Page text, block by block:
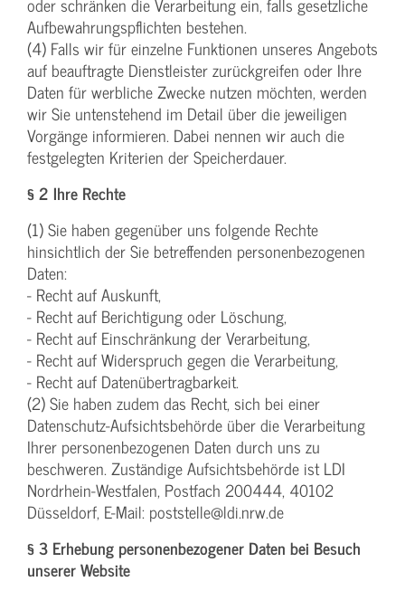
Aufbewahrungspflichten bestehen.
(4) Falls wir für einzelne Funktionen unseres Angebots
auf beauftragte Dienstleister zurückgreifen oder Ihre
Daten für werbliche Zwecke nutzen möchten, werden
wir Sie untenstehend im Detail über die jeweiligen
Vorgänge informieren. Dabei nennen wir auch die
festgelegten Kriterien der Speicherdauer.
§ 2 Ihre Rechte
(1) Sie haben gegenüber uns folgende Rechte
hinsichtlich der Sie betreffenden personenbezogenen
Daten:
- Recht auf Auskunft,
- Recht auf Berichtigung oder Löschung,
- Recht auf Einschränkung der Verarbeitung,
- Recht auf Widerspruch gegen die Verarbeitung,
- Recht auf Datenübertragbarkeit.
(2) Sie haben zudem das Recht, sich bei einer
Datenschutz-Aufsichtsbehörde über die Verarbeitung
Ihrer personenbezogenen Daten durch uns zu
beschweren. Zuständige Aufsichtsbehörde ist LDI
Nordrhein-Westfalen, Postfach 200444, 40102
Düsseldorf, E-Mail: poststelle@ldi.nrw.de
§ 3 Erhebung personenbezogener Daten bei Besuch
unserer Website